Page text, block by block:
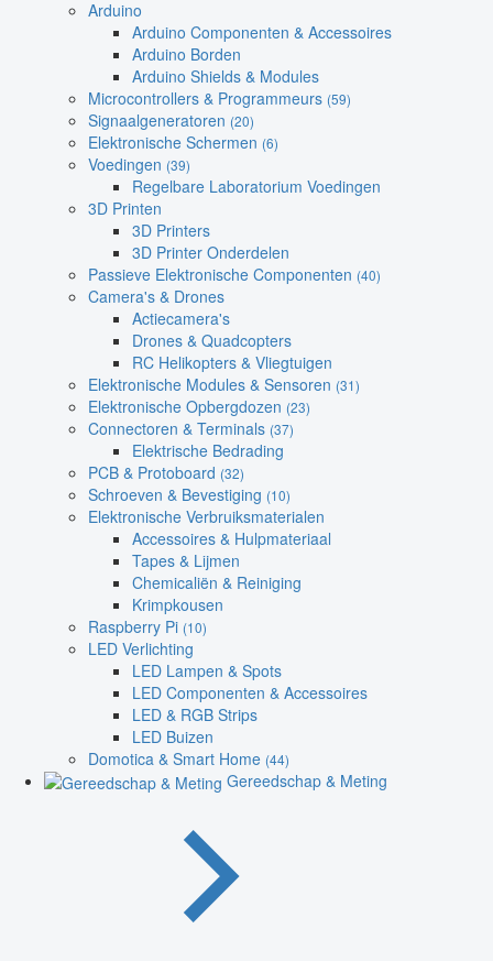
Arduino
Arduino Componenten & Accessoires
Arduino Borden
Arduino Shields & Modules
Microcontrollers & Programmeurs (59)
Signaalgeneratoren (20)
Elektronische Schermen (6)
Voedingen (39)
Regelbare Laboratorium Voedingen
3D Printen
3D Printers
3D Printer Onderdelen
Passieve Elektronische Componenten (40)
Camera's & Drones
Actiecamera's
Drones & Quadcopters
RC Helikopters & Vliegtuigen
Elektronische Modules & Sensoren (31)
Elektronische Opbergdozen (23)
Connectoren & Terminals (37)
Elektrische Bedrading
PCB & Protoboard (32)
Schroeven & Bevestiging (10)
Elektronische Verbruiksmaterialen
Accessoires & Hulpmateriaal
Tapes & Lijmen
Chemicaliën & Reiniging
Krimpkousen
Raspberry Pi (10)
LED Verlichting
LED Lampen & Spots
LED Componenten & Accessoires
LED & RGB Strips
LED Buizen
Domotica & Smart Home (44)
Gereedschap & Meting